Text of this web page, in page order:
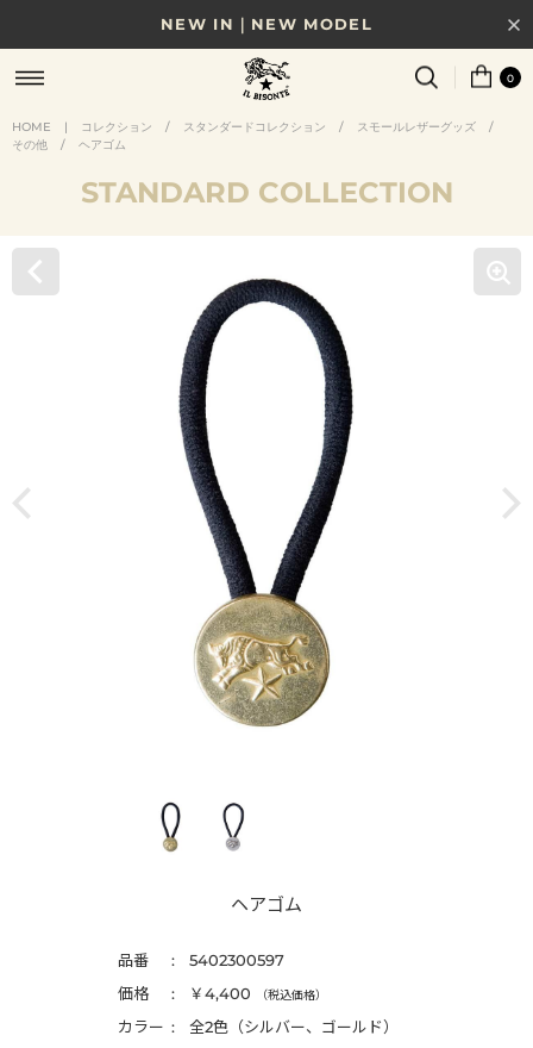
NEW IN｜NEW MODEL
8/17(月)10時まで｜税込11,000円以上で送料無料
贈る相手やシーンから選べる、新しいギフトガイド
0
HOME | コレクション / スタンダードコレクション / スモールレザーグッズ
/
その他
/ ヘアゴム
STANDARD COLLECTION
ヘアゴム
品番
5402300597
価格
￥4,400 （税込価格）
カラー
全2色（シルバー、ゴールド）